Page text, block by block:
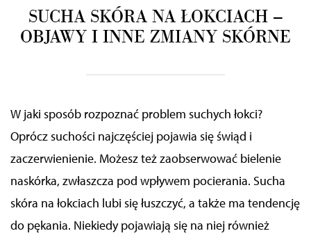
SUCHA SKÓRA NA ŁOKCIACH –
OBJAWY I INNE ZMIANY SKÓRNE
W jaki sposób rozpoznać problem suchych łokci?
Oprócz suchości najczęściej pojawia się świąd i
zaczerwienienie. Możeszteżzaobserwować bielenie
naskórka, zwłaszcza pod wpływem pocierania. Sucha
skóra na łokciach lubi się łuszczyć, a także ma tendencję
do pękania. Niekiedy pojawiają się na niej również